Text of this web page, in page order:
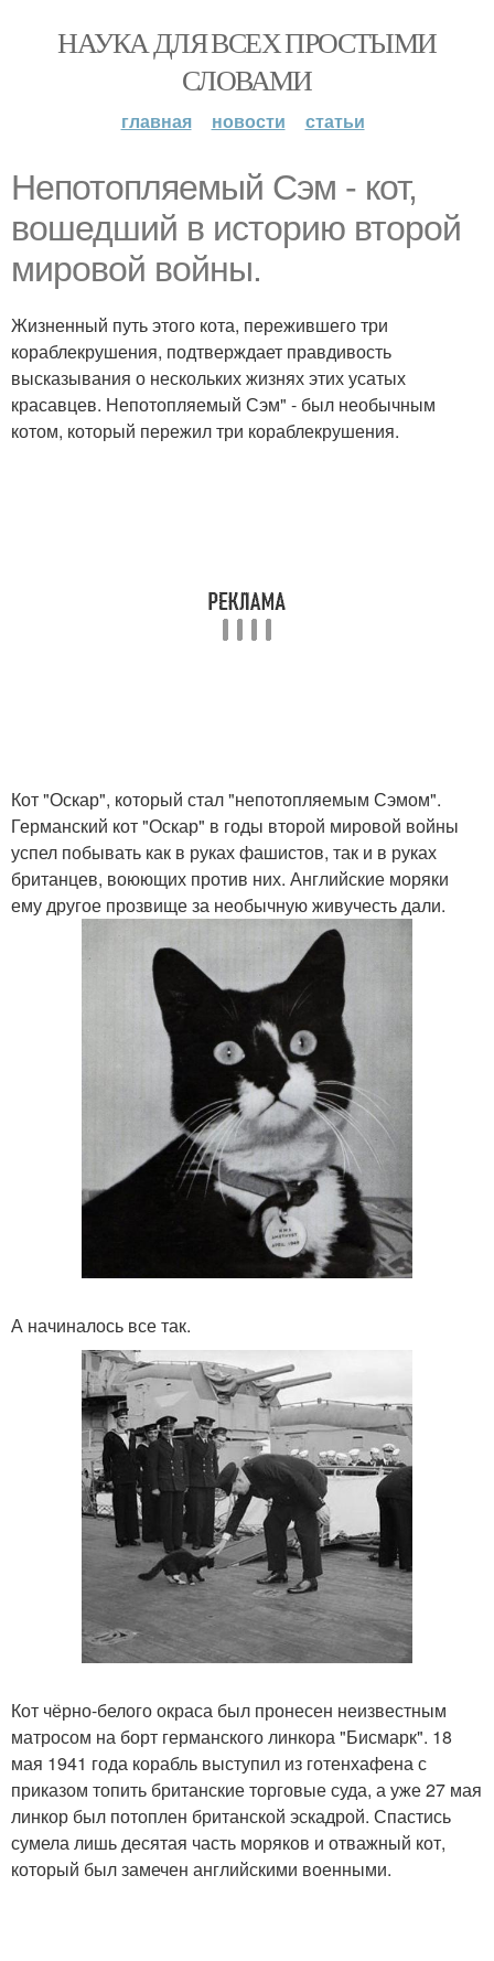
НАУКА ДЛЯ ВСЕХ ПРОСТЫМИ
СЛОВАМИ
главная новости статьи
Непотопляемый Сэм - кот,
вошедший в историю второй
мировой войны.
Жизненный путь этого кота, пережившего три
кораблекрушения, подтверждает правдивость
высказывания о нескольких жизнях этих усатых
красавцев. Непотопляемый Сэм" - был необычным
котом, который пережил три кораблекрушения.
Кот "Оскар", который стал "непотопляемым Сэмом".
Германский кот "Оскар" в годы второй мировой войны
успел побывать как в руках фашистов, так и в руках
британцев, воюющих против них. Английские моряки
ему другое прозвище за необычную живучесть дали.
А начиналось все так.
Кот чёрно-белого окраса был пронесен неизвестным
матросом на борт германского линкора "Бисмарк". 18
мая 1941 года корабль выступил из готенхафена с
приказом топить британские торговые суда, а уже 27 мая
линкор был потоплен британской эскадрой. Спастись
сумела лишь десятая часть моряков и отважный кот,
который был замечен английскими военными.